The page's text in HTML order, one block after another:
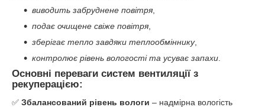
виводить забруднене повітря,
подає очищене свіже повітря,
зберігає тепло завдяки теплообміннику,
контролює рівень вологості та усуває запахи.
Основні переваги систем вентиляції з
рекуперацією:
✅ Збалансований рівень вологи – надмірна вологість